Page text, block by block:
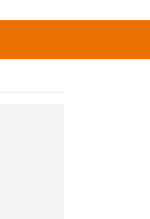
Search